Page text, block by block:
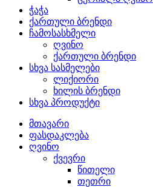
ჭაჭა
ქართული ბრენდი
ჩამოსასხმელი
ღვინო
ქართული ბრენდი
სხვა სასმელები
ლიქიორი
ხილის ბრენდი
სხვა პროდუქტი
მთავარი
ფასდაკლება
ღვინო
ქვევრი
წითელი
თეთრი